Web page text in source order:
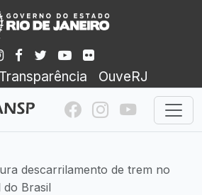
OuveRJ
descarrilamento de trem no
Brasil